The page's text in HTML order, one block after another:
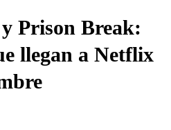
Prison Break:
llegan a Netflix